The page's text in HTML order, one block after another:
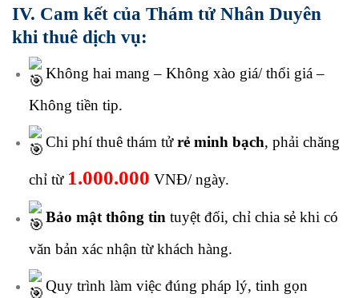
IV. Cam kết của Thám tử Nhân Duyên
khi thuê dịch vụ:
Không hai mang – Không xào giá/ thổi giá –
Không tiền tip.
Chi phí thuê thám tửrẻ minh bạch, phải chăng
chỉ từ 1.000.000 VNĐ/ ngày.
Bảo mật thông tintuyệt đối, chỉ chia sẻ khi có
văn bản xác nhận từ khách hàng.
Quy trình làm việc đúng pháp lý, tinh gọn